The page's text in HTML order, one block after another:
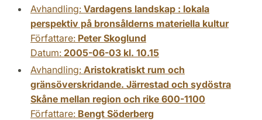
Avhandling: Vardagens landskap : lokala
perspektiv på bronsålderns materiella kultur
Författare: Peter Skoglund
Datum: 2005-06-03 kl. 10.15
Avhandling: Aristokratiskt rum och
gränsöverskridande. Järrestad och sydöstra
Skåne mellan region och rike 600-1100
Författare: Bengt Söderberg